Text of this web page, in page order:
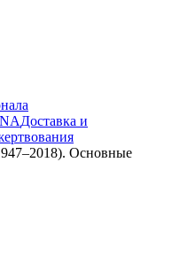
Доставка и
Основные